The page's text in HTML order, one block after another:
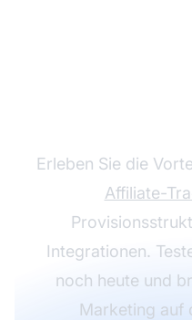
Erleben Sie die
Affiliate-
Integrationen.
noch heute und
Marketing auf